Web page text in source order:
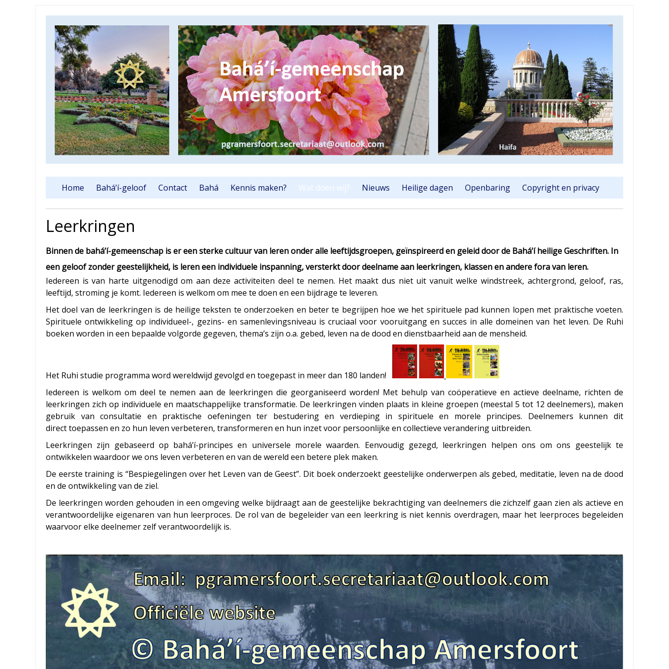
Home Bahá’í-geloof Contact Bahá Kennis maken? Wat doen wij? Nieuws Heilige dagen Openbaring Copyright en privacy
Leerkringen
Binnen de bahá’í-gemeenschap is er een sterke cultuur van leren onder alle leeftijdsgroepen, geïnspireerd en geleid door de Bahá’í heilige Geschriften. In
een geloof zonder geestelijkheid, is leren een individuele inspanning, versterkt door deelname aan leerkringen, klassen en andere fora van leren.
Iedereen is van harte uitgenodigd om aan deze activiteiten deel te nemen. Het maakt dus niet uit vanuit welke windstreek, achtergrond, geloof, ras,
leeftijd, stroming je komt. Iedereen is welkom om mee te doen en een bijdrage te leveren.
Het doel van de leerkringen is de heilige teksten te onderzoeken en beter te begrijpen hoe we het spirituele pad kunnen lopen met praktische voeten.
Spirituele ontwikkeling op individueel-, gezins- en samenlevingsniveau is cruciaal voor vooruitgang en succes in alle domeinen van het leven. De Ruhi
boeken worden in een bepaalde volgorde gegeven, thema’s zijn o.a. gebed, leven na de dood en dienstbaarheid aan de mensheid.
Het Ruhi studie programma word wereldwijd gevolgd en toegepast in meer dan 180 landen!
Iedereen is welkom om deel te nemen aan de leerkringen die georganiseerd worden! Met behulp van coöperatieve en actieve deelname, richten de
leerkringen zich op individuele en maatschappelijke transformatie. De leerkringen vinden plaats in kleine groepen (meestal 5 tot 12 deelnemers), maken
gebruik van consultatie en praktische oefeningen ter bestudering en verdieping in spirituele en morele principes. Deelnemers kunnen dit
direct toepassen en zo hun leven verbeteren, transformeren en hun inzet voor persoonlijke en collectieve verandering uitbreiden.
Leerkringen zijn gebaseerd op bahá’í-principes en universele morele waarden. Eenvoudig gezegd, leerkringen helpen ons om ons geestelijk te
ontwikkelen waardoor we ons leven verbeteren en van de wereld een betere plek maken.
De eerste training is “Bespiegelingen over het Leven van de Geest”. Dit boek onderzoekt geestelijke onderwerpen als gebed, meditatie, leven na de dood
en de ontwikkeling van de ziel.
De leerkringen worden gehouden in een omgeving welke bijdraagt aan de geestelijke bekrachtiging van deelnemers die zichzelf gaan zien als actieve en
verantwoordelijke eigenaren van hun leerproces. De rol van de begeleider van een leerkring is niet kennis overdragen, maar het leerproces begeleiden
waarvoor elke deelnemer zelf verantwoordelijk is.